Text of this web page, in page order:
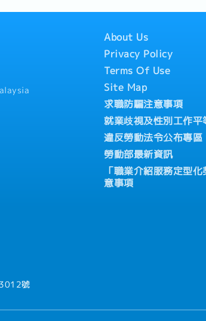
個月，依業績而定 ※正職員工限定
常駐於客戶端的情況，公司會準備住處）
3000元
About Us
Privacy Policy
Terms Of Use
Site Map
求職防騙注意事項
就業歧視及性別工作平
違反勞動法令公布專區
勞動部最新資訊
「職業介紹服務定型
意事項
號